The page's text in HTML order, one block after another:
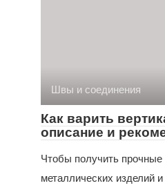
Швы и соединения
Как варить
описание и
Чтобы получить прочные
металлических изделий